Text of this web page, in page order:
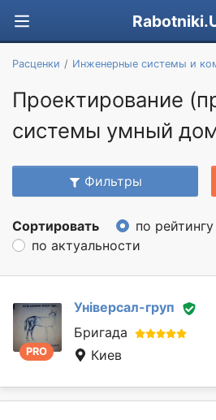
Расценки Инженерные системы и
Проектирование
системы умный
Фильтры
Сортировать по рейтингу
по актуальности
PRO
Універсал-груп
Бригада
Киев